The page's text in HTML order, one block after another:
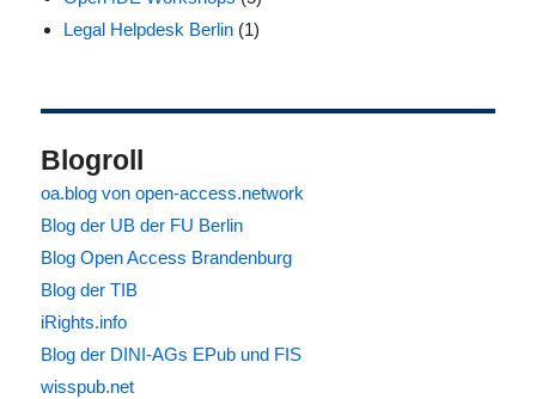
Legal Helpdesk Berlin (1)
Blogroll
oa.blog von open-access.network
Blog der UB der FU Berlin
Blog Open Access Brandenburg
Blog der TIB
iRights.info
Blog der DINI-AGs EPub und FIS
wisspub.net